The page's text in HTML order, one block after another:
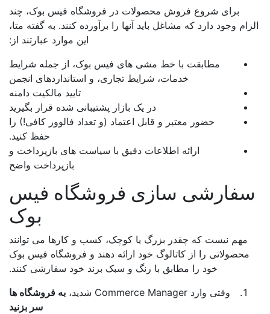
برای شروع فروش محصولات در فروشگاه فیس بوک، چند
وجود دارد که مشاغل باید آنها را برآورده کنند. به گفته متا،
این موارد عبارتند از:
مطابقت با خط مشی های فیس بوک، از جمله شرایط
خدمات، شرایط تجاری، و استانداردهای انجمن
تایید مالکیت دامنه
در یک بازار پشتیبانی شده قرار بگیرید
حضور معتبر و قابل اعتماد (و تعداد فالوور کافی!) را
حفظ کنید.
ارائه اطلاعات دقیق با سیاست های بازپرداخت و
بازپرداخت واضح
سازی فروشگاه فیس
بوک
مهم نیست که چقدر بزرگ یا کوچک، کسب و کارها می توانند
محصولاتی را از کاتالوگ خود ارائه دهند و فروشگاه فیس بوک
خود را مطابق با رنگ و سبک برند خود سفارشی کنند.
وقتی وارد Commerce Manager شدید،
به فروشگاه ها
سر بزنید